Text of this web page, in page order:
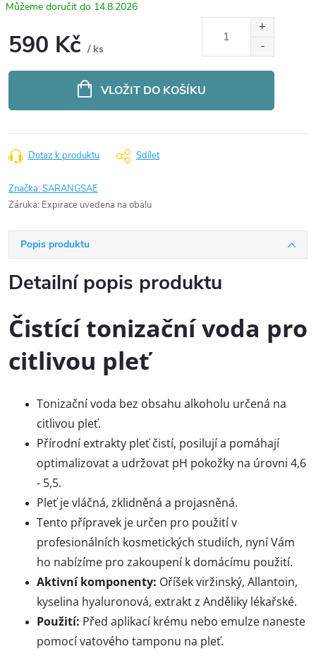
14.8.2026
590 Kč / ks
VLOŽIT DO KOŠÍKU
Dotaz k produktu Sdílet
Značka:SARANGSAE
Záruka: Expirace uvedena na obalu
Popis produktu
Detailní popis produktu
Čistící tonizační voda pro
citlivou pleť
Tonizační voda bez obsahu alkoholu určená na
citlivou pleť.
Přírodní extrakty pleť čistí, posilují a pomáhají
optimalizovat a udržovat pH pokožky na úrovni 4,6
- 5,5.
Pleť je vláčná, zklidněná a projasněná.
Tento přípravek je určen pro použití v
profesionálních kosmetických studiích, nyní Vám
ho nabízíme pro zakoupení k domácímu použití.
Aktivní komponenty: Oříšek viržinský, Allantoin,
kyselina hyaluronová, extrakt z Anděliky lékařské.
Použití: Před aplikací krému nebo emulze naneste
pomocí vatového tamponu na pleť.